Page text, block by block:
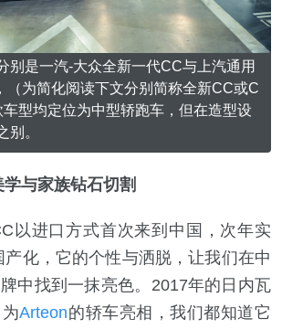
别是一汽-大众全新一代CC与上汽通用
（为简化阅读下文分别简称全新CC或C
型均定位为中型轿跑车，但在造型设
别。
与家族钻石切割
进口方式首次来到中国，次年实
化，它的个性与洒脱，让我们在中
中找到一抹亮色。2017年的日内瓦
Arteon的轿车亮相，我们都知道它